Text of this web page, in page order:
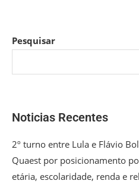
Pesquisar
Noticias Recentes
2º turno entre Lula e Flávio
Quaest por posicionamento
etária, escolaridade, renda e